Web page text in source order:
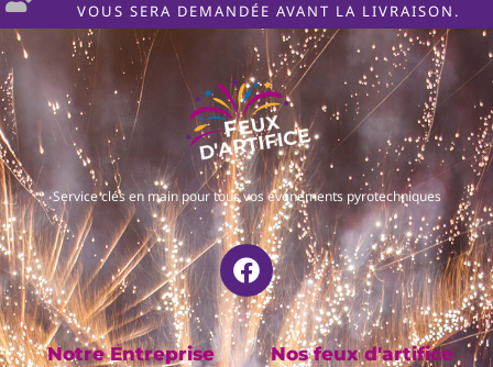
VOUS SERA DEMANDÉE AVANT LA LIVRAISON.
Service clés en main pour tous vos événements pyrotechniques
Notre Entreprise Nos feux d'artifice